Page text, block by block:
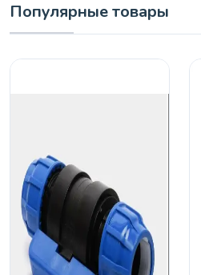
Популярные товары